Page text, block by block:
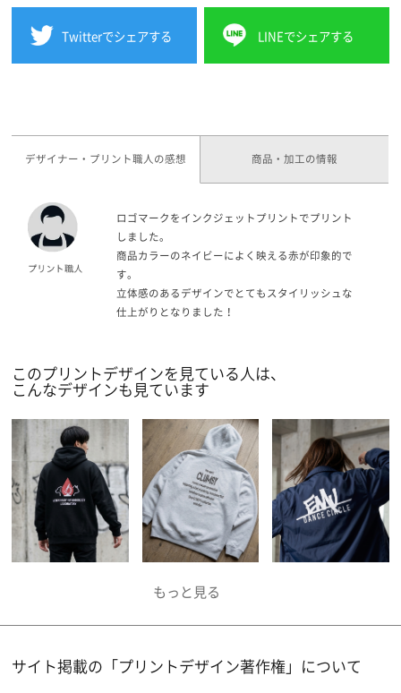
Twitterでシェアする LINEでシェアする
デザイナー・プリント職人の感想 商品・加工の情報
ロゴマークをインクジェットプリントでプリント
しました。
商品カラーのネイビーによく映える赤が印象的で
す。
立体感のあるデザインでとてもスタイリッシュな
仕上がりとなりました！
このプリントデザインを見ている人は、
こんなデザインも見ています
サイト掲載の「プリントデザイン著作権」について